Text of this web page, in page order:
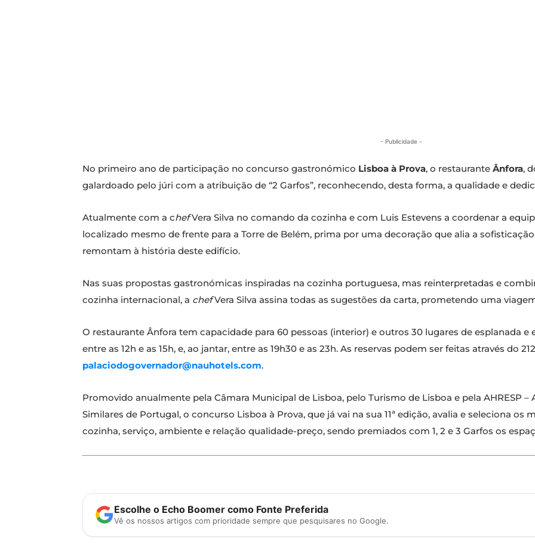
- Publicidade -
No primeiro ano de participação no concurso gastronómico Lisboa à Prova, o restaurante Ânfora,
galardoado pelo júri com a atribuição de “2 Garfos”, reconhecendo, desta forma, a qualidade e
Atualmente com a chefVera Silva no comando da cozinha e com Luis Estevens a coordenar a
localizado mesmo de frente para a Torre de Belém, prima por uma decoração que alia a
remontam à história deste edifício.
Nas suas propostas gastronómicas inspiradas na cozinha portuguesa, mas reinterpretadas e
cozinha internacional, a chefVera Silva assina todas as sugestões da carta, prometendo uma
O restaurante Ânfora tem capacidade para 60 pessoas (interior) e outros 30 lugares de esplanada
entre as 12h e as 15h, e, ao jantar, entre as 19h30 e as 23h. As reservas podem ser feitas através do
palaciodogovernador@nauhotels.com.
Promovido anualmente pela Câmara Municipal de Lisboa, pelo Turismo de Lisboa e pela AHRESP –
Similares de Portugal, o concurso Lisboa à Prova, que já vai na sua 11ª edição, avalia e seleciona os
cozinha, serviço, ambiente e relação qualidade-preço, sendo premiados com 1, 2 e 3 Garfos os
Escolhe o Echo Boomer como Fonte Preferida
Vê os nossos artigos com prioridade sempre que pesquisares no Google.